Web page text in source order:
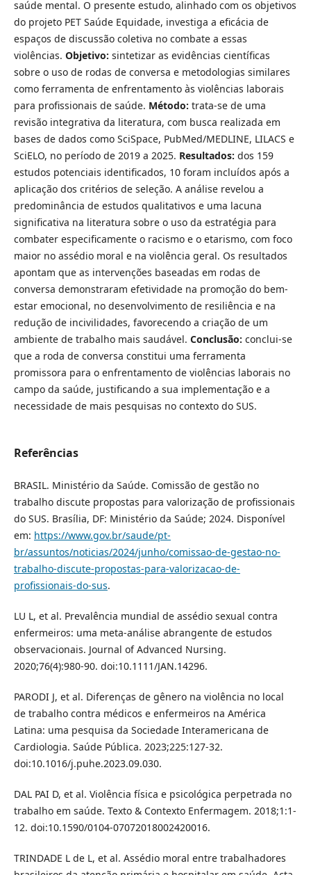
saúde mental. O presente estudo, alinhado com os objetivos
do projeto PET Saúde Equidade, investiga a eficácia de
espaços de discussão coletiva no combate a essas
violências. Objetivo: sintetizar as evidências científicas
sobre o uso de rodas de conversa e metodologias similares
como ferramenta de enfrentamento às violências laborais
para profissionais de saúde. Método: trata-se de uma
revisão integrativa da literatura, com busca realizada em
bases de dados como SciSpace, PubMed/MEDLINE, LILACS e
SciELO, no período de 2019 a 2025. Resultados: dos 159
estudos potenciais identificados, 10 foram incluídos após a
aplicação dos critérios de seleção. A análise revelou a
predominância de estudos qualitativos e uma lacuna
significativa na literatura sobre o uso da estratégia para
combater especificamente o racismo e o etarismo, com foco
maior no assédio moral e na violência geral. Os resultados
apontam que as intervenções baseadas em rodas de
conversa demonstraram efetividade na promoção do bem-
estar emocional, no desenvolvimento de resiliência e na
redução de incivilidades, favorecendo a criação de um
ambiente de trabalho mais saudável. Conclusão: conclui-se
que a roda de conversa constitui uma ferramenta
promissora para o enfrentamento de violências laborais no
campo da saúde, justificando a sua implementação e a
necessidade de mais pesquisas no contexto do SUS.
Referências
BRASIL. Ministério da Saúde. Comissão de gestão no
trabalho discute propostas para valorização de profissionais
do SUS. Brasília, DF: Ministério da Saúde; 2024. Disponível
em: https://www.gov.br/saude/pt-
br/assuntos/noticias/2024/junho/comissao-de-gestao-no-
trabalho-discute-propostas-para-valorizacao-de-
profissionais-do-sus.
LU L, et al. Prevalência mundial de assédio sexual contra
enfermeiros: uma meta-análise abrangente de estudos
observacionais. Journal of Advanced Nursing.
2020;76(4):980-90. doi:10.1111/JAN.14296.
PARODI J, et al. Diferenças de gênero na violência no local
de trabalho contra médicos e enfermeiros na América
Latina: uma pesquisa da Sociedade Interamericana de
Cardiologia. Saúde Pública. 2023;225:127-32.
doi:10.1016/j.puhe.2023.09.030.
DAL PAI D, et al. Violência física e psicológica perpetrada no
trabalho em saúde. Texto & Contexto Enfermagem. 2018;1:1-
12. doi:10.1590/0104-07072018002420016.
TRINDADE L de L, et al. Assédio moral entre trabalhadores